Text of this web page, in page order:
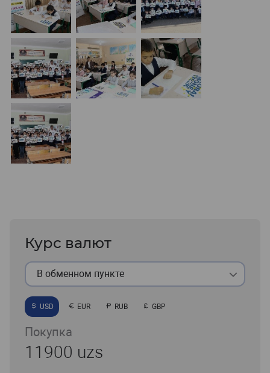
Курс валют
В обменном пункте
USD EUR RUB GBP
Покупка
11900 uzs